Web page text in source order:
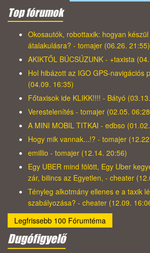
Top fórumok
Okosautók, robottaxik: hogyan
átalakulásra? - tomajer (06.26. 21:55)
AKIKTŐL BÚCSÚZUNK - +taxista
Hol hibázott az IGO GPS-navigációs
(04.09. 16:35)
Főtaxisok ide KLIKK!!!! - Bátyó
Verestelenítés - tomajer (02.05.
A MINI MOBIL TITKAI - edbso
Hogy mik vannak...!? - tomajer
emillio - tomajer (12.14. 20:56)
Egy UBER mind fölött, Egy Uber
zár, bilincs az Egyetlen, - cheater
Tényleg alkotmány ellenes e a taxik
szabályozása? - cheater (12.09.
Legfrissebb 100 Fórumtéma
Dugófigyelő